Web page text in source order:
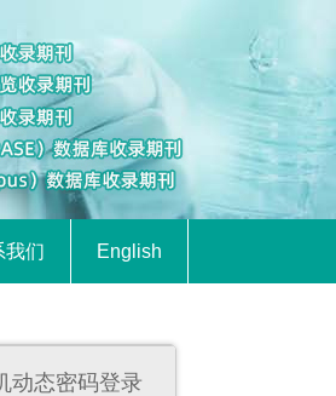
我们 English
动态密码登录